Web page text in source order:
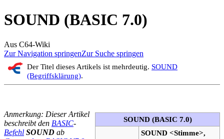
SOUND (BASIC 7.0)
Aus C64-Wiki
Zur Navigation springenZur Suche springen
Der Titel dieses Artikels ist mehrdeutig. SOUND
(Begriffsklärung).
SOUND (BASIC 7.0)
SOUND <Stimme>,
Anmerkung: Dieser Artikel
beschreibt den BASIC-
Befehl SOUND ab